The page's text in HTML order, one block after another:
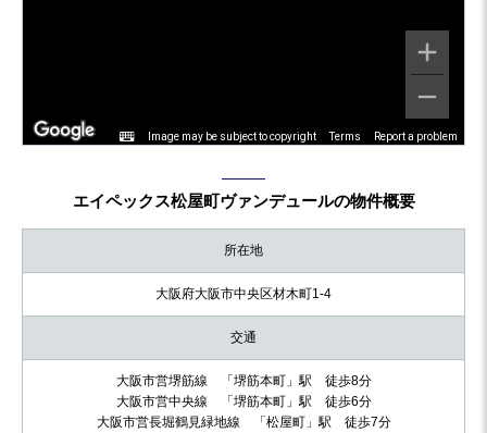
Image may be subject to copyright Terms Report a problem
エイペックス松屋町ヴァンデュールの物件概要
所在地
大阪府大阪市中央区材木町1-4
交通
大阪市営堺筋線 「堺筋本町」駅 徒歩8分
大阪市営中央線 「堺筋本町」駅 徒歩6分
大阪市営長堀鶴見緑地線 「松屋町」駅 徒歩7分